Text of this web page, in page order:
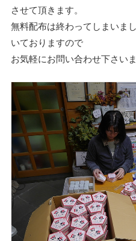
させて頂きます。
無料配布は終わってしまいま
いておりますので
お気軽にお問い合わせ下さいま